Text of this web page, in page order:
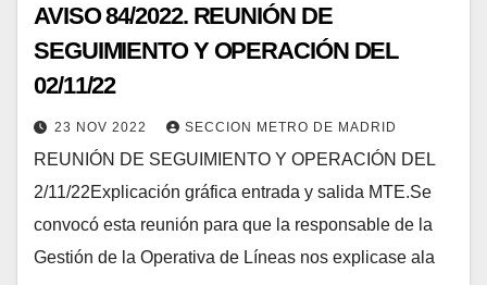
AVISO 84/2022. REUNIÓN DE
SEGUIMIENTO Y OPERACIÓN DEL
02/11/22
23 NOV 2022 SECCION METRO DE MADRID
REUNIÓN DE SEGUIMIENTO Y OPERACIÓN DEL
2/11/22Explicación gráfica entrada y salida MTE.Se
convocó esta reunión para que la responsable de la
Gestión de la Operativa de Líneas nos explicase ala